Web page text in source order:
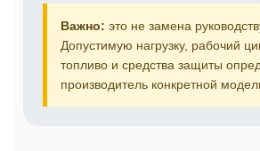
Важно: это не замена
Допустимую нагрузку, рабочий
топливо и средства защиты
производитель конкретной